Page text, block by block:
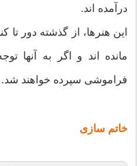
درآمده اند.
این هنرها، از گذشته دور تا
مانده اند و اگر به آنها
فراموشی سپرده خواهند شد.
خاتم سازی